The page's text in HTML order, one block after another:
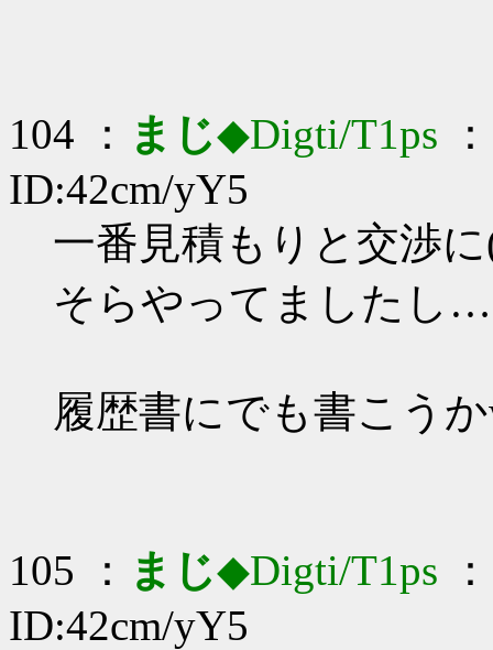
104 ： まじ◆Digti/T1ps
ID:42cm/yY5
一番見積もりと交渉
そらやってましたし…
履歴書にでも書こう
105 ： まじ◆Digti/T1ps
ID:42cm/yY5